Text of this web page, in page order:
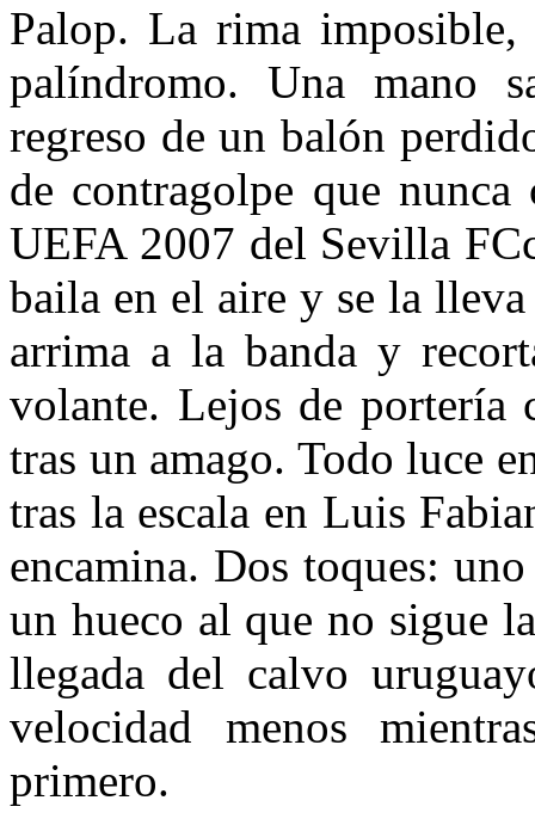
Palop. La rima
palíndromo. Una mano
regreso de un balón
de contragolpe que
UEFA 2007 del Sevilla FC
baila en el aire y se la lleva
arrima a la banda y
volante. Lejos de portería
tras un amago. Todo luce
tras la escala en Luis
encamina. Dos toques:
un hueco al que no sigue
llegada del calvo
velocidad menos
primero.